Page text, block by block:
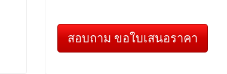
สอบถาม ขอใบเสนอราคา